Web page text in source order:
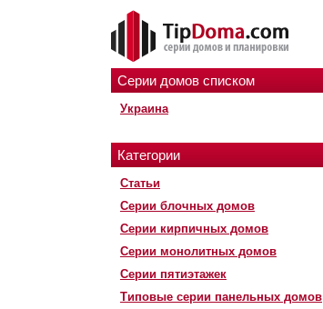
Серии домов списком
Украина
Категории
Статьи
Серии блочных домов
Серии кирпичных домов
Серии монолитных домов
Серии пятиэтажек
Типовые серии панельных домов